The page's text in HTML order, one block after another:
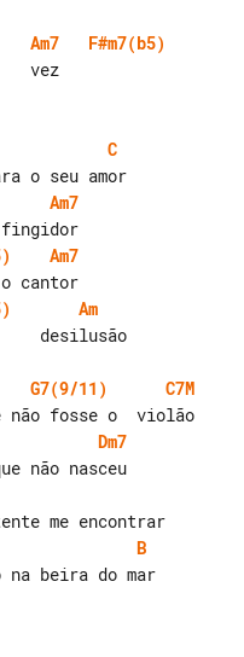
Am7
F#m7(b5)
C
Am7
Am7
Am
desilusão
G7(9/11)
C7M
Dm7
B
na beira do mar